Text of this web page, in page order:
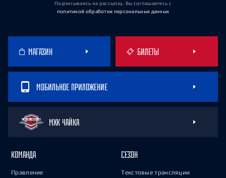
Подписываясь на рассылку, Вы соглашаетесь с
политикой обработки персональных данных
МАГАЗИН БИЛЕТЫ
МОБИЛЬНОЕ ПРИЛОЖЕНИЕ
МХК ЧАЙКА
КОМАНДА
Правление
СЕЗОН
Текстовые трансляции